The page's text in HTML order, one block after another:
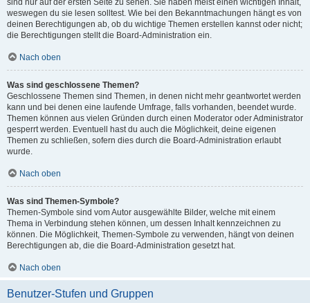
sind nur auf der ersten Seite zu sehen. Sie haben meist einen wichtigen Inhalt,
weswegen du sie lesen solltest. Wie bei den Bekanntmachungen hängt es von
deinen Berechtigungen ab, ob du wichtige Themen erstellen kannst oder nicht;
die Berechtigungen stellt die Board-Administration ein.
Nach oben
Was sind geschlossene Themen?
Geschlossene Themen sind Themen, in denen nicht mehr geantwortet werden
kann und bei denen eine laufende Umfrage, falls vorhanden, beendet wurde.
Themen können aus vielen Gründen durch einen Moderator oder Administrator
gesperrt werden. Eventuell hast du auch die Möglichkeit, deine eigenen
Themen zu schließen, sofern dies durch die Board-Administration erlaubt
wurde.
Nach oben
Was sind Themen-Symbole?
Themen-Symbole sind vom Autor ausgewählte Bilder, welche mit einem
Thema in Verbindung stehen können, um dessen Inhalt kennzeichnen zu
können. Die Möglichkeit, Themen-Symbole zu verwenden, hängt von deinen
Berechtigungen ab, die die Board-Administration gesetzt hat.
Nach oben
Benutzer-Stufen und Gruppen